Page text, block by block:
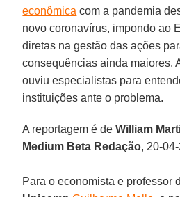
econômica com a pandemia
novo coronavírus, impondo ao
diretas na gestão das ações
consequências ainda maiores.
ouviu especialistas para
instituições ante o problema.
A reportagem é de William
Medium Beta Redação, 20-
Para o economista e professor